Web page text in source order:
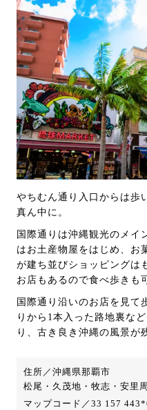
やちむん通り入口からは歩
真ん中に。
国際通りは沖縄観光のメイ
はお土産物屋をはじめ、お
が建ち並びショッピングは
お店もあるので食べ歩きも
国際通り沿いのお店を見て
りから1本入った路地裏な
り、古き良き沖縄の風景が
住所／沖縄県那覇市
松尾・久茂地・牧志・安里
マップコード／33 157